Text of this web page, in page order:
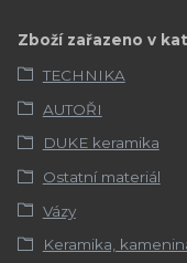
Zboží zařazeno v
TECHNIKA
AUTOŘI
DUKE keramika
Ostatní materiál
Vázy
Keramika,